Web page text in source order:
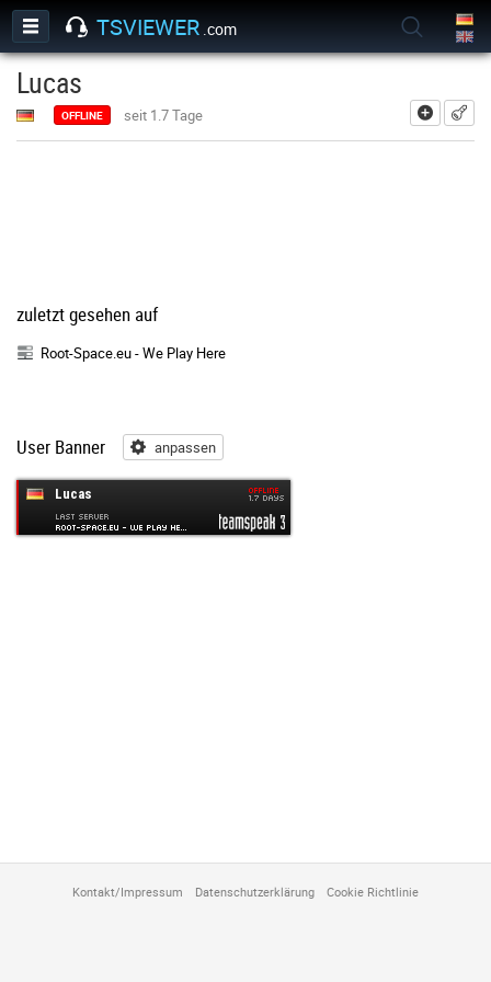
TSVIEWER .com
Lucas
OFFLINE seit 1.7 Tage
zuletzt gesehen auf
Root-Space.eu - We Play Here
User Banner anpassen
Kontakt/Impressum Datenschutzerklärung Cookie Richtlinie